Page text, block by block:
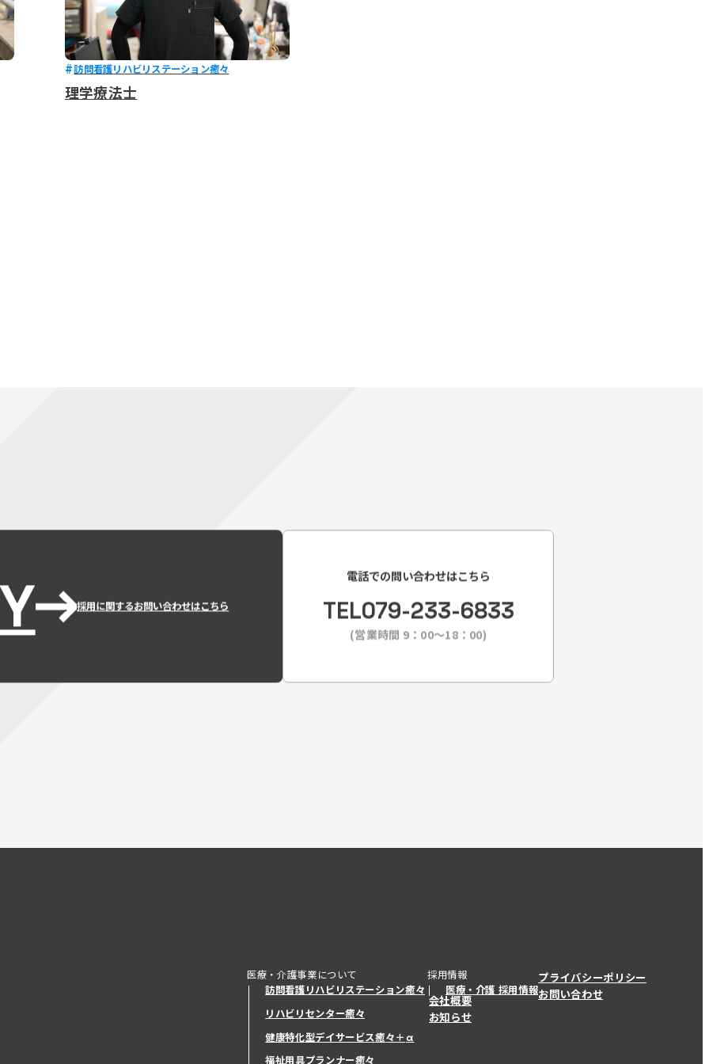
訪問看護リハビリステーション癒々
理学療法士
採用に関するお問い合わせはこちら
電話での問い合わせはこちら
TEL079-233-6833
(営業時間 9：00〜18：00)
医療・介護事業について
訪問看護リハビリステーション癒々
リハビリセンター癒々
健康特化型デイサービス癒々＋α
健康特化型デイサービス癒々＋
福祉用具プランナー癒々
採用情報
医療・介護 採用情報
会社概要
お知らせ
プライバシーポリシー
お問い合わせ